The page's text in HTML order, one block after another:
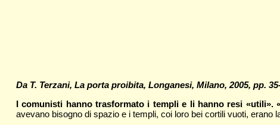
Da T. Terzani, La porta proibita, Longanesi, Milano, 2005, pp.
I comunisti hanno trasformato i templi e li hanno resi
avevano bisogno di spazio e i templi, coi loro bei cortili vuoti, erano